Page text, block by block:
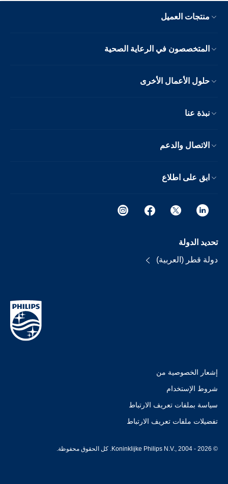
منتجات العميل
المتخصصون في الرعاية الصحية
حلول الأعمال الأخرى
نبذة عنا
الاتصال والدعم
ابق على اطلاع
تحديد الدولة
دولة قطر (العربية)
إشعار الخصوصية من
شروط الإستخدام
سياسة بملفات تعريف الارتباط
تفضيلات ملفات تعريف الارتباط
© Koninklijke Philips N.V., 2004 - 2026. كل الحقوق محفوظة.